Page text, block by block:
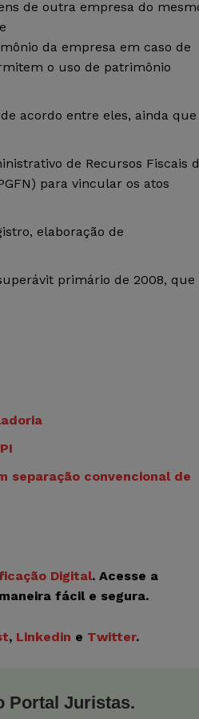
de outra empresa do
da empresa em caso de
o uso de patrimônio
acordo entre eles, ainda que
de Recursos Fiscais
para vincular os atos
elaboração de
primário de 2008, que
separação convencional de
Digital. Acesse a
fácil e segura.
, Linkedin e Twitter.
Portal Juristas.